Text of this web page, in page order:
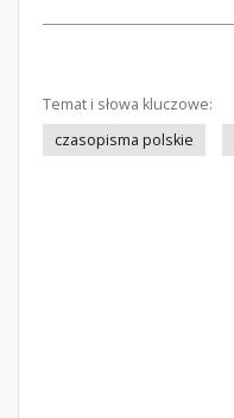
Temat i słowa kluczowe:
czasopisma polskie